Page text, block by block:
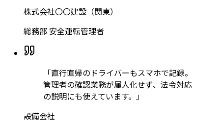
株式会社〇〇建設（関東）
総務部 安全運転管理者
「直行直帰のドライバーもスマホで記録。
管理者の確認業務が属人化せず、法令対応
の説明にも使えています。 」
設備会社